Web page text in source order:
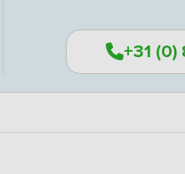
+31